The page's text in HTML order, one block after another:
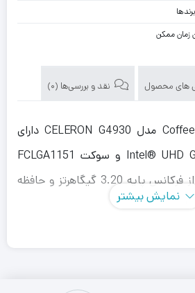
زمان ممکن
های محصول نقد و بررسی‌ها (0)
پردازنده اینتل Coffee Lake مدل CELERON G4930 دارای
گرافیک Intel® UHD Graphics 610 و سوکت FCLGA1151
است. این سی پی یو از فرکانس پایه 3.20 گیگاهرتز و حافظه
نمایش بیشتر